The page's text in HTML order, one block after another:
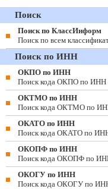
Поиск
Поиск по КлассИнформ
Поиск по всем
Поиск по ИНН
ОКПО по ИНН
Поиск кода ОКПО по ИНН
ОКТМО по ИНН
Поиск кода ОКТМО по
ОКАТО по ИНН
Поиск кода ОКАТО по
ОКОПФ по ИНН
Поиск кода ОКОПФ по
ОКОГУ по ИНН
Поиск кода ОКОГУ по